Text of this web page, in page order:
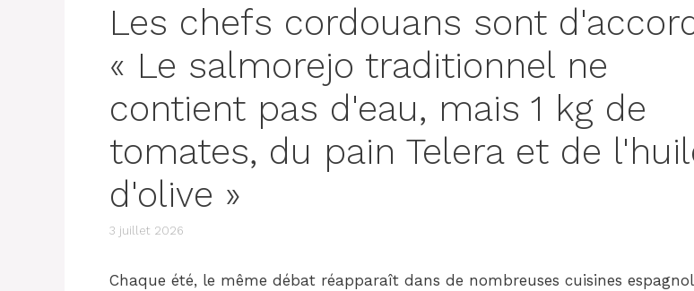
Les chefs cordouans sont
« Le salmorejo traditionnel ne
contient pas d'eau, mais 1 kg de
tomates, du pain Telera et de
d'olive »
3 juillet 2026
Chaque été, le même débat réapparaît dans de nombreuses cuisines